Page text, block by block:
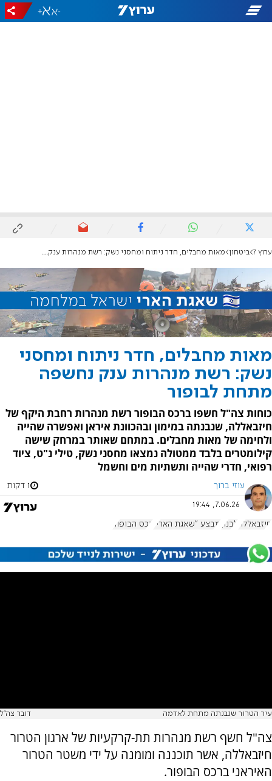
-
+
ערוץ 7 ביטחון מאות מחבלים, חדר ניתוח ומחסני נשק: רשת מנהרות ענק נחשפה מתחת לבופור
מאות מחבלים, חדר ניתוח ומחסני
נשק: רשת מנהרות ענק נחשפה
מתחת לבופור
כוחות צה"ל חשפו ברכס הבופור רשת מנהרות רחבת היקף של
חיזבאללה, שנבנתה במימון ובהכוונת איראן ואפשרה שהייה
ולחימה של מאות מחבלים. במתחם שאותר במרחק שישה
קילומטרים בלבד ממטולה נמצאו מחסני נשק, טילי נ"ט, ציוד
רפואי, חדרי שהייה ותשתיות מים וחשמל
עוזי ברוך 1 דקות
7.06.26, 19:44
חיזבאללה לבנון מבצע "שאגת הארי" רכס הבופור
עיר הטרור שנבנתה מתחת לאדמה דובר צה"ל
צה"ל חשף רשת מנהרות תת-קרקעיות של ארגון הטרור
חיזבאללה, אשר תוכננה ומומנה על ידי משטר הטרור
האיראני ברכס הבופור.